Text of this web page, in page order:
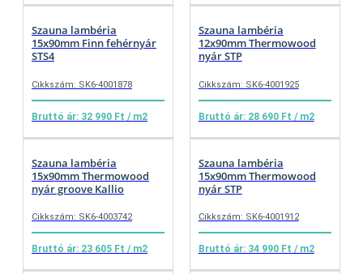
Szauna lambéria
15x90mm Finn fehérnyár
STS4
Cikkszám: SK6-4001878
Bruttó ár: 32 990 Ft / m2
Szauna lambéria
12x90mm Thermowood
nyár STP
Cikkszám: SK6-4001925
Bruttó ár: 28 690 Ft / m2
Szauna lambéria
15x90mm Thermowood
nyár groove Kallio
Cikkszám: SK6-4003742
Bruttó ár: 23 605 Ft / m2
Szauna lambéria
15x90mm Thermowood
nyár STP
Cikkszám: SK6-4001912
Bruttó ár: 34 990 Ft / m2